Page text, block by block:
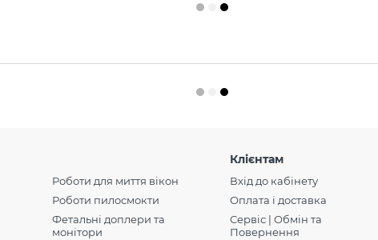
Роботи для миття вікон
Роботи пилосмокти
Фетальні доплери та
монітори
Клієнтам
Вхід до кабінету
Оплата і доставка
Сервіс | Обмін та
Повернення